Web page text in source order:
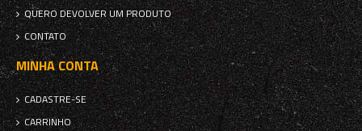
QUERO DEVOLVER UM PRODUTO
CONTATO
MINHA CONTA
CADASTRE-SE
CARRINHO